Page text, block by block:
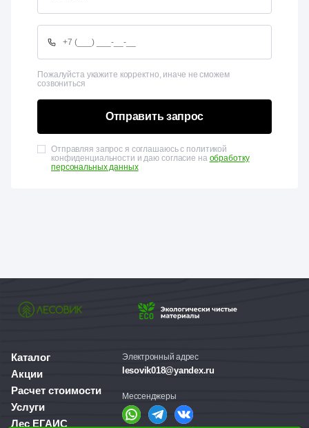
Пожалуйста укажите корректно, иначе не сможем
созвониться
Отправить запрос
Отправляя запрос я соглашаюсь с политикой
конфиденциальности и даю согласие на обработку
персональных данных
Каталог
Акции
Расчет стоимости
Услуги
Лес ЕГАИС
Электронный адрес
lesovik018@yandex.ru
Мессенджеры